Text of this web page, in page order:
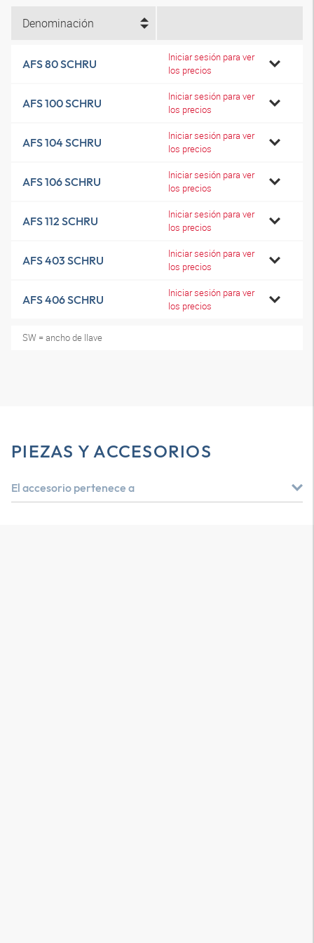
Denominación
AFS 80 SCHRU
Iniciar sesión para ver
los precios
AFS 100 SCHRU
Iniciar sesión para ver
los precios
AFS 104 SCHRU
Iniciar sesión para ver
los precios
AFS 106 SCHRU
Iniciar sesión para ver
los precios
AFS 112 SCHRU
Iniciar sesión para ver
los precios
AFS 403 SCHRU
Iniciar sesión para ver
los precios
AFS 406 SCHRU
Iniciar sesión para ver
los precios
SW = ancho de llave
PIEZAS Y ACCESORIOS
El accesorio pertenece a